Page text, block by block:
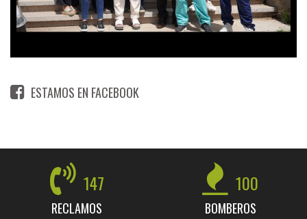
ESTAMOS EN FACEBOOK
147
RECLAMOS
100
BOMBEROS